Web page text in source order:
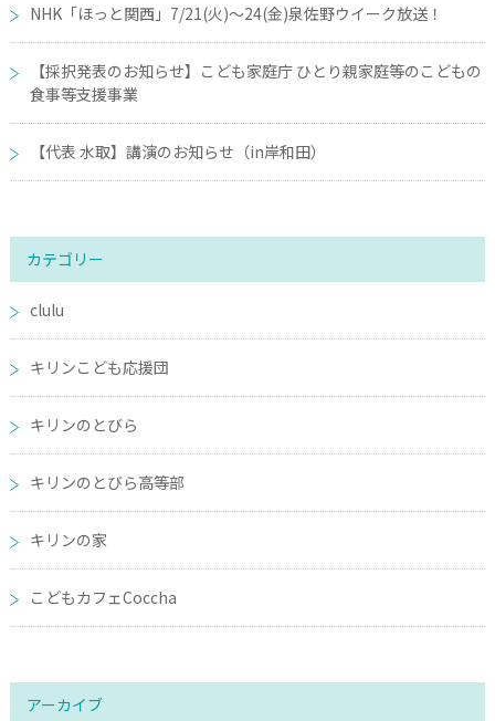
NHK「ほっと関西」7/21(火)～24(金)泉佐野ウイーク放送！
【採択発表のお知らせ】こども家庭庁 ひとり親家庭等のこどもの
食事等支援事業
【代表 水取】講演のお知らせ（in岸和田）
カテゴリー
clulu
キリンこども応援団
キリンのとびら
キリンのとびら高等部
キリンの家
こどもカフェCoccha
アーカイブ